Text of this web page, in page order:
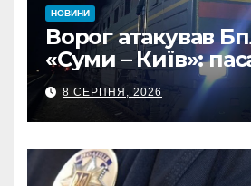
НОВИНИ
Ворог атакував
«Суми – Київ»:
встигли
8 СЕРПНЯ, 2026